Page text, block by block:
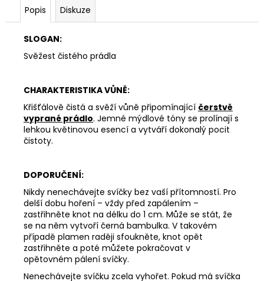
Popis Diskuze
SLOGAN:
Svěžest čistého prádla
CHARAKTERISTIKA VŮNĚ:
Křišťálově čistá a svěží vůně připomínající čerstvě
vyprané prádlo. Jemné mýdlové tóny se prolínají s
lehkou květinovou esencí a vytváří dokonalý pocit
čistoty.
DOPORUČENÍ:
Nikdy nenechávejte svíčky bez vaší přítomností. Pro
delší dobu hoření – vždy před zapálením –
zastřihněte knot na délku do 1 cm. Může se stát, že
se na něm vytvoří černá bambulka. V takovém
případě plamen raději sfoukněte, knot opět
zastřihněte a poté můžete pokračovat v
opětovném pálení svíčky.
Nenechávejte svíčku zcela vyhořet. Pokud má svíčka
HEBKÁ
LINIE-
LINE
180